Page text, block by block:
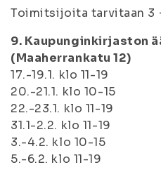
Toimitsijoita tarvitaan 3
9. Kaupunginkirjaston
(Maaherrankatu 12)
17.-19.1. klo 11-19
20.-21.1. klo 10-15
22.-23.1. klo 11-19
31.1-2.2. klo 11-19
3.-4.2. klo 10-15
5.-6.2. klo 11-19